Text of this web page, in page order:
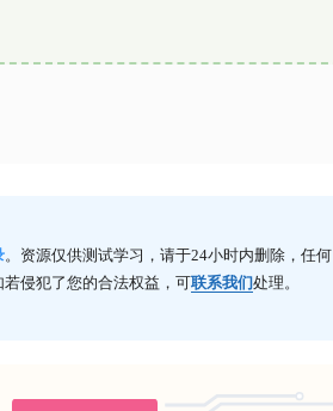
。资源仅供测试学习，请于24小时内删除，任何
侵犯了您的合法权益，可联系我们处理。